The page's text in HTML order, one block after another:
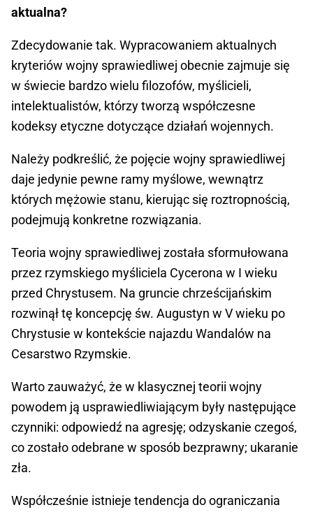
aktualna?
Zdecydowanie tak. Wypracowaniem aktualnych
kryteriów wojny sprawiedliwej obecnie zajmuje się
w świecie bardzo wielu filozofów, myślicieli,
intelektualistów, którzy tworzą współczesne
kodeksy etyczne dotyczące działań wojennych.
Należy podkreślić, że pojęcie wojny sprawiedliwej
daje jedynie pewne ramy myślowe, wewnątrz
których mężowie stanu, kierując się roztropnością,
podejmują konkretne rozwiązania.
Teoria wojny sprawiedliwej została sformułowana
przez rzymskiego myśliciela Cycerona w I wieku
przed Chrystusem. Na gruncie chrześcijańskim
rozwinął tę koncepcję św. Augustyn w V wieku po
Chrystusie w kontekście najazdu Wandalów na
Cesarstwo Rzymskie.
Warto zauważyć, że w klasycznej teorii wojny
powodem ją usprawiedliwiającym były następujące
czynniki: odpowiedź na agresję; odzyskanie czegoś,
co zostało odebrane w sposób bezprawny; ukaranie
zła.
Współcześnie istnieje tendencja do ograniczania